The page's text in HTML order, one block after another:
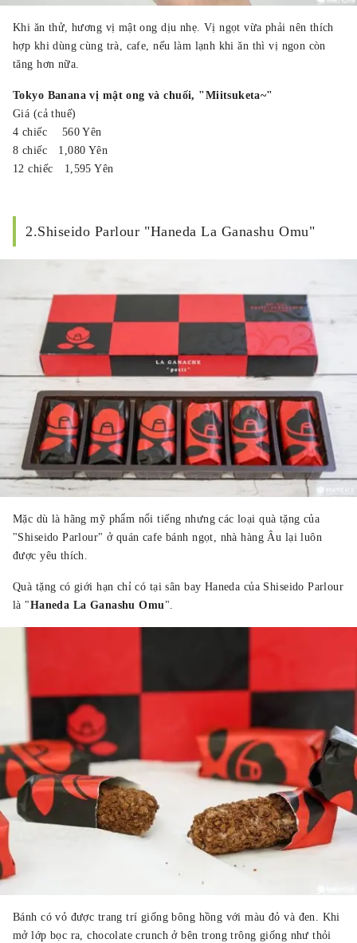
Khi ăn thử, hương vị mật ong dịu nhẹ. Vị ngọt vừa phải nên thích
hợp khi dùng cùng trà, cafe, nếu làm lạnh khi ăn thì vị ngon còn
tăng hơn nữa.
Tokyo Banana vị mật ong và chuối, "Miitsuketa~"
Giá (cả thuế)
4 chiếc 560 Yên
8 chiếc 1,080 Yên
12 chiếc 1,595 Yên
2.Shiseido Parlour "Haneda La Ganashu Omu"
Mặc dù là hãng mỹ phẩm nổi tiếng nhưng các loại quà tặng của
"Shiseido Parlour" ở quán cafe bánh ngọt, nhà hàng Âu lại luôn
được yêu thích.
Quà tặng có giới hạn chỉ có tại sân bay Haneda của Shiseido Parlour
là "Haneda La Ganashu Omu ".
Bánh có vỏ được trang trí giống bông hồng với màu đỏ và đen. Khi
mở lớp bọc ra, chocolate crunch ở bên trong trông giống như thỏi